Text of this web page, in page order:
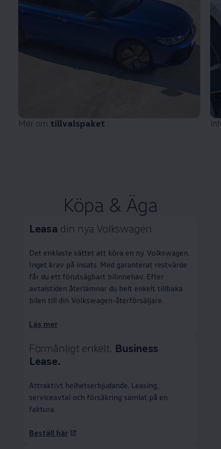
Mer om tillvalspaket
Köpa & Äga
Leasa din nya Volkswagen
Det enklaste sättet att köra en ny Volkswagen.
Inget krav på insats. Med garanterat restvärde
får du ett förutsägbart bilinnehav. Efter
avtalstiden återlämnar du helt enkelt tillbaka
bilen till din Volkswagen-återförsäljare.
Läs mer
Förmånligt enkelt. Business
Lease.
Attraktivt helhetserbjudande. Leasing
serviceavtal och försäkring samlat på en
faktura.
Beställ här